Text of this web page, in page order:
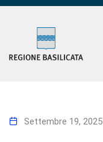
Settembre 19, 2025